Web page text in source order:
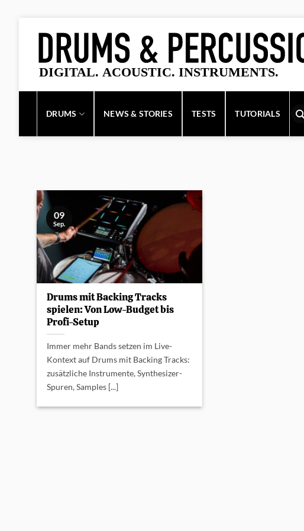
springen
DRUMS NEWS & STORIES TESTS TUTORIALS
Drums mit Backing Tracks
spielen: Von Low-Budget bis
Profi-Setup
Immer mehr Bands setzen im Live-
Kontext auf Drums mit Backing Tracks:
zusätzliche Instrumente, Synthesizer-
Spuren, Samples [...]
09
Sep.